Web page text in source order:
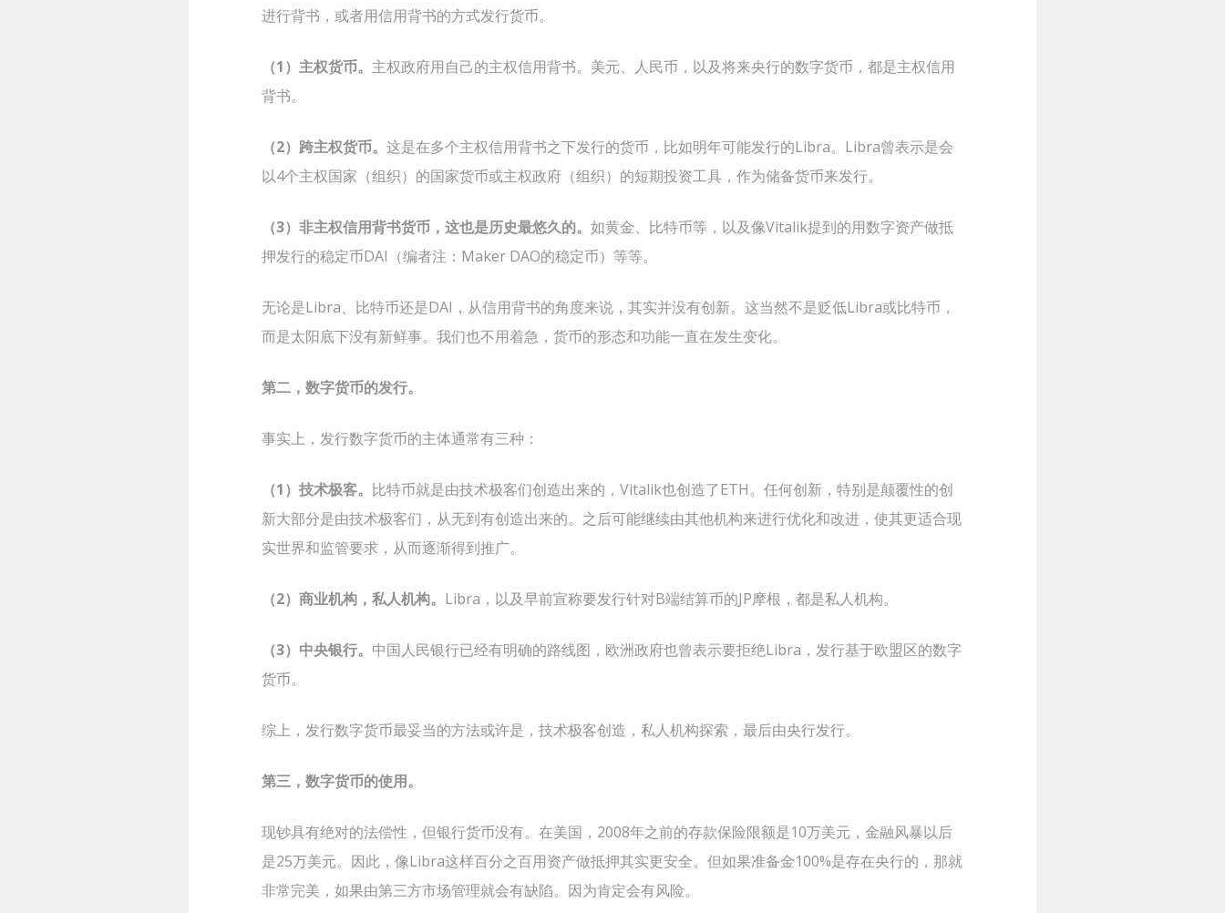
进行背书，或者用信用背书的方式发行货币。
（1）主权货币。 主权政府用自己的主权信用背书。美元、人民币，以及将来央行的数字货币，都是主权信用
背书。
（2）跨主权货币。 这是在多个主权信用背书之下发行的货币，比如明年可能发行的Libra。Libra曾表示是会
以4个主权国家（组织）的国家货币或主权政府（组织）的短期投资工具，作为储备货币来发行。
（3）非主权信用背书货币，这也是历史最悠久的。 如黄金、比特币等，以及像Vitalik提到的用数字资产做抵
押发行的稳定币DAI（编者注：Maker DAO的稳定币）等等。
无论是Libra、比特币还是DAI，从信用背书的角度来说，其实并没有创新。这当然不是贬低Libra或比特币，
而是太阳底下没有新鲜事。我们也不用着急，货币的形态和功能一直在发生变化。
第二，数字货币的发行。
事实上，发行数字货币的主体通常有三种：
（1）技术极客。 比特币就是由技术极客们创造出来的，Vitalik也创造了ETH。任何创新，特别是颠覆性的创
新大部分是由技术极客们，从无到有创造出来的。之后可能继续由其他机构来进行优化和改进，使其更适合现
实世界和监管要求，从而逐渐得到推广。
（2）商业机构，私人机构。 Libra，以及早前宣称要发行针对B端结算币的JP摩根，都是私人机构。
（3）中央银行。 中国人民银行已经有明确的路线图，欧洲政府也曾表示要拒绝Libra，发行基于欧盟区的数字
货币。
综上，发行数字货币最妥当的方法或许是，技术极客创造，私人机构探索，最后由央行发行。
第三，数字货币的使用。
现钞具有绝对的法偿性，但银行货币没有。在美国，2008年之前的存款保险限额是10万美元，金融风暴以后
是25万美元。因此，像Libra这样百分之百用资产做抵押其实更安全。但如果准备金100%是存在央行的，那就
非常完美，如果由第三方市场管理就会有缺陷。因为肯定会有风险。